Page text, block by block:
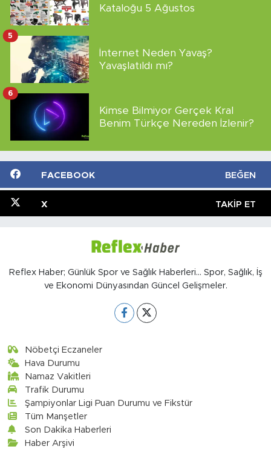
Kataloğu 5 Ağustos
İnternet Neden Yavaş?
Yavaşlatıldı mı?
5
Kimse Bilmiyor Gerçek Kral
Benim Türkçe Nereden İzlenir?
6
FACEBOOK BEĞEN
X TAKIP ET
Reflex Haber; Günlük Spor ve Sağlık Haberleri... Spor, Sağlık, İş
ve Ekonomi Dünyasından Güncel Gelişmeler.
Nöbetçi Eczaneler
Hava Durumu
Namaz Vakitleri
Trafik Durumu
Şampiyonlar Ligi Puan Durumu ve Fikstür
Tüm Manşetler
Son Dakika Haberleri
Haber Arşivi